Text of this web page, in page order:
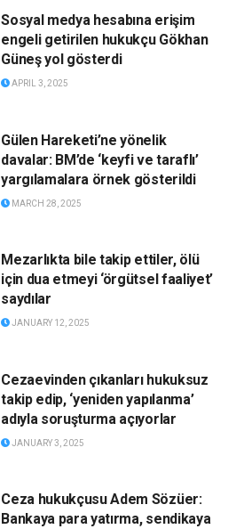
Sosyal medya hesabına erişim
engeli getirilen hukukçu Gökhan
Güneş yol gösterdi
APRIL 3, 2025
Gülen Hareketi’ne yönelik
davalar: BM’de ‘keyfi ve taraflı’
yargılamalara örnek gösterildi
MARCH 28, 2025
Mezarlıkta bile takip ettiler, ölü
için dua etmeyi ‘örgütsel faaliyet’
saydılar
JANUARY 12, 2025
Cezaevinden çıkanları hukuksuz
takip edip, ‘yeniden yapılanma’
adıyla soruşturma açıyorlar
JANUARY 3, 2025
Ceza hukukçusu Adem Sözüer:
Bankaya para yatırma, sendikaya